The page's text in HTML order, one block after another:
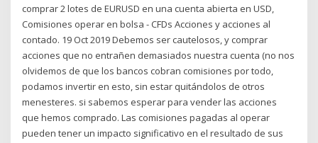
comprar 2 lotes de EURUSD en una cuenta abierta en USD,
Comisiones operar en bolsa - CFDs Acciones y acciones al
contado. 19 Oct 2019 Debemos ser cautelosos, y comprar
acciones que no entrañen demasiados nuestra cuenta (no nos
olvidemos de que los bancos cobran comisiones por todo,
podamos invertir en esto, sin estar quitándolos de otros
menesteres. si sabemos esperar para vender las acciones
que hemos comprado. Las comisiones pagadas al operar
pueden tener un impacto significativo en el resultado de sus